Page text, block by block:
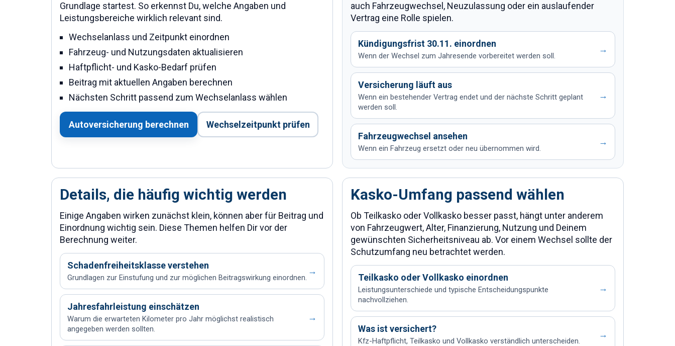
Grundlage startest. So erkennst Du, welche Angaben und
Leistungsbereiche wirklich relevant sind.
Wechselanlass und Zeitpunkt einordnen
Fahrzeug- und Nutzungsdaten aktualisieren
Haftpflicht- und Kasko-Bedarf prüfen
Beitrag mit aktuellen Angaben berechnen
Nächsten Schritt passend zum Wechselanlass wählen
Autoversicherung berechnen Wechselzeitpunkt prüfen
auch Fahrzeugwechsel, Neuzulassung oder ein auslaufender
Vertrag eine Rolle spielen.
Kündigungsfrist 30.11. einordnen
Wenn der Wechsel zum Jahresende vorbereitet werden soll.
→
Versicherung läuft aus
Wenn ein bestehender Vertrag endet und der nächste Schritt geplant
werden soll.
→
Fahrzeugwechsel ansehen
Wenn ein Fahrzeug ersetzt oder neu übernommen wird.
→
Details, die häufig wichtig werden
Einige Angaben wirken zunächst klein, können aber für Beitrag und
Einordnung wichtig sein. Diese Themen helfen Dir vor der
Berechnung weiter.
Schadenfreiheitsklasse verstehen
Grundlagen zur Einstufung und zur möglichen Beitragswirkung einordnen.
→
Jahresfahrleistung einschätzen
Warum die erwarteten Kilometer pro Jahr möglichst realistisch
angegeben werden sollten.
→
Kasko-Umfang passend wählen
Ob Teilkasko oder Vollkasko besser passt, hängt unter anderem
von Fahrzeugwert, Alter, Finanzierung, Nutzung und Deinem
gewünschten Sicherheitsniveau ab. Vor einem Wechsel sollte der
Schutzumfang neu betrachtet werden.
Teilkasko oder Vollkasko einordnen
Leistungsunterschiede und typische Entscheidungspunkte
nachvollziehen.
→
Was ist versichert?
Kfz-Haftpflicht, Teilkasko und Vollkasko verständlich unterscheiden.
→